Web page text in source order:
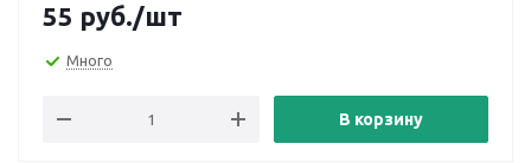
55 руб./шт
Много
В корзину